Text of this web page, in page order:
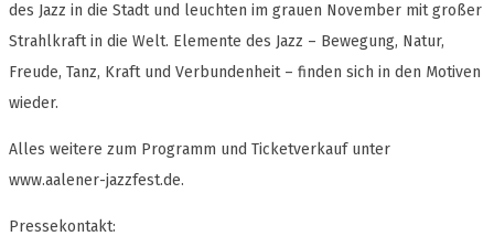
des Jazz in die Stadt und leuchten im grauen November mit großer
Strahlkraft in die Welt. Elemente des Jazz – Bewegung, Natur,
Freude, Tanz, Kraft und Verbundenheit – finden sich in den Motiven
wieder.
Alles weitere zum Programm und Ticketverkauf unter
www.aalener-jazzfest.de.
Pressekontakt: